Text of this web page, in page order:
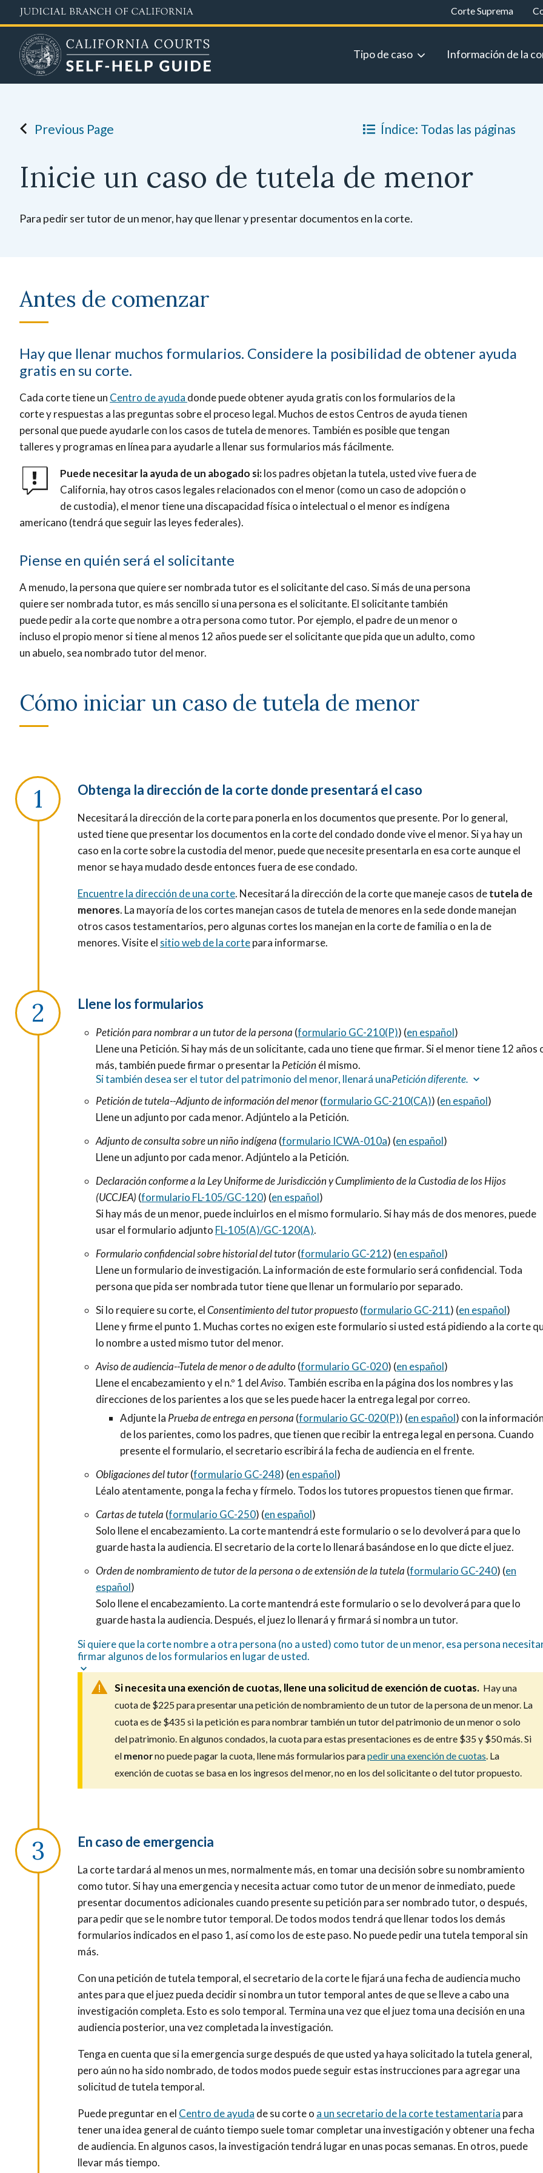
to
content
Corte Suprema
Tipo de caso Información de la
Previous Page Índice: Todas las páginas
Inicie un caso de tutela de menor
Para pedir ser tutor de un menor, hay que llenar y presentar documentos en la corte.
Antes de comenzar
Hay que llenar muchos formularios. Considere la posibilidad de obtener ayuda
gratis en su corte.
Cada corte tiene un Centro de ayuda donde puede obtener ayuda gratis con los formularios de la
corte y respuestas a las preguntas sobre el proceso legal. Muchos de estos Centros de ayuda tienen
personal que puede ayudarle con los casos de tutela de menores. También es posible que tengan
talleres y programas en línea para ayudarle a llenar sus formularios más fácilmente.
Puede necesitar la ayuda de un abogado si:los padres objetan la tutela, usted vive fuera de
California, hay otros casos legales relacionados con el menor (como un caso de adopción o
de custodia), el menor tiene una discapacidad física o intelectual o el menor es indígena
americano (tendrá que seguir las leyes federales).
Piense en quién será el solicitante
A menudo, la persona que quiere ser nombrada tutor es el solicitante del caso. Si más de una persona
quiere ser nombrada tutor, es más sencillo si una persona es el solicitante. El solicitante también
puede pedir a la corte que nombre a otra persona como tutor. Por ejemplo, el padre de un menor o
incluso el propio menor si tiene al menos 12 años puede ser el solicitante que pida que un adulto, como
un abuelo, sea nombrado tutor del menor.
Cómo iniciar un caso de tutela de menor
Obtenga la dirección de la corte donde presentará el caso
Necesitará la dirección de la corte para ponerla en los documentos que presente. Por lo general,
usted tiene que presentar los documentos en la corte del condado donde vive el menor. Si ya hay un
caso en la corte sobre la custodia del menor, puede que necesite presentarla en esa corte aunque el
menor se haya mudado desde entonces fuera de ese condado.
Encuentre la dirección de una corte. Necesitará la dirección de la corte que maneje casos detutela de
menores. La mayoría de los cortes manejan casos de tutela de menores en la sede donde manejan
otros casos testamentarios, pero algunas cortes los manejan en la corte de familia o en la de
menores. Visite el sitio web de la cortepara informarse.
Llene los formularios
Petición para nombrar a un tutor de la persona (formulario GC-210(P)) (en español)
Llene una Petición. Si hay más de un solicitante, cada uno tiene que firmar. Si el menor tiene 12 años
más, también puede firmar o presentar la Petición él mismo.
Si también desea ser el tutor del patrimonio del menor, llenará unaPetición diferente.
Petición de tutela--Adjunto de información del menor(formulario GC-210(CA)) (en español)
Llene un adjunto por cada menor. Adjúntelo a la Petición.
Adjunto de consulta sobre un niño indígena (formulario ICWA-010a) (en español)
Llene un adjunto por cada menor. Adjúntelo a la Petición.
Declaración conforme a la Ley Uniforme de Jurisdicción y Cumplimiento de la Custodia de los Hijos
(UCCJEA) (formulario FL-105/GC-120) (en español)
Si hay más de un menor, puede incluirlos en el mismo formulario. Si hay más de dos menores, puede
usar el formulario adjunto FL-105(A)/GC-120(A).
Formulario confidencial sobre historial del tutor(formulario GC-212) (en español)
Llene un formulario de investigación. La información de este formulario será confidencial. Toda
persona que pida ser nombrada tutor tiene que llenar un formulario por separado.
Si lo requiere su corte, elConsentimiento del tutor propuesto (formulario GC-211) (en español)
Llene y firme el punto 1. Muchas cortes no exigen este formulario si usted está pidiendo a la corte
lo nombre a usted mismo tutor del menor.
Aviso de audiencia--Tutela de menor o de adulto (formulario GC-020) (en español)
Llene el encabezamiento y el n.º 1 delAviso. También escriba en la página dos los nombres y las
direcciones de los parientes a los que se les puede hacer la entrega legal por correo.
Adjunte la Prueba de entrega en persona (formulario GC-020(P)) (en español) con la
de los parientes, como los padres, que tienen que recibir la entrega legal en persona. Cuando
presente el formulario, el secretario escribirá la fecha de audiencia en el frente.
Obligaciones del tutor(formulario GC-248) (en español)
Léalo atentamente, ponga la fecha y fírmelo. Todos los tutores propuestos tienen que firmar.
Cartas de tutela (formulario GC-250) (en español)
Solo llene el encabezamiento. La corte mantendrá este formulario o se lo devolverá para que lo
guarde hasta la audiencia. El secretario de la corte lo llenará basándose en lo que dicte el juez.
Orden de nombramiento de tutor de la persona o de extensión de la tutela (formulario GC-240) (en
español)
Solo llene el encabezamiento. La corte mantendrá este formulario o se lo devolverá para que lo
guarde hasta la audiencia. Después, el juez lo llenará y firmará si nombra un tutor.
Si quiere que la corte nombre a otra persona (no a usted) como tutor de un menor, esa persona
firmar algunos de los formularios en lugar de usted.
Si necesita una exención de cuotas, llene una solicitud de exención de cuotas. Hay una
cuota de $225 para presentar una petición de nombramiento de un tutor de la persona de un menor. La
cuota es de $435 si la petición es para nombrar también un tutor del patrimonio de un menor o solo
del patrimonio. En algunos condados, la cuota para estas presentaciones es de entre $35 y $50 más. Si
el menorno puede pagar la cuota, llene más formularios parapedir una exención de cuotas. La
exención de cuotas se basa en los ingresos del menor, no en los del solicitante o del tutor propuesto.
En caso de emergencia
La corte tardará al menos un mes, normalmente más, en tomar una decisión sobre su nombramiento
como tutor. Si hay una emergencia y necesita actuar como tutor de un menor de inmediato, puede
presentar documentos adicionales cuando presente su petición para ser nombrado tutor, o después,
para pedir que se le nombre tutor temporal. De todos modos tendrá que llenar todos los demás
formularios indicados en el paso 1, así como los de este paso. No puede pedir una tutela temporal sin
más.
Con una petición de tutela temporal, el secretario de la corte le fijará una fecha de audiencia mucho
antes para que el juez pueda decidir si nombra un tutor temporal antes de que se lleve a cabo una
investigación completa. Esto es solo temporal. Termina una vez que el juez toma una decisión en una
audiencia posterior, una vez completada la investigación.
Tenga en cuenta que si la emergencia surge después de que usted ya haya solicitado la tutela general,
pero aún no ha sido nombrado, de todos modos puede seguir estas instrucciones para agregar una
solicitud de tutela temporal.
Puede preguntar en el Centro de ayuda de su corte o a un secretario de la corte testamentaria para
tener una idea general de cuánto tiempo suele tomar completar una investigación y obtener una fecha
de audiencia. En algunos casos, la investigación tendrá lugar en unas pocas semanas. En otros, puede
llevar más tiempo.